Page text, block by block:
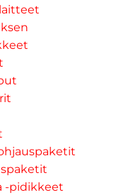
-pidikkeet